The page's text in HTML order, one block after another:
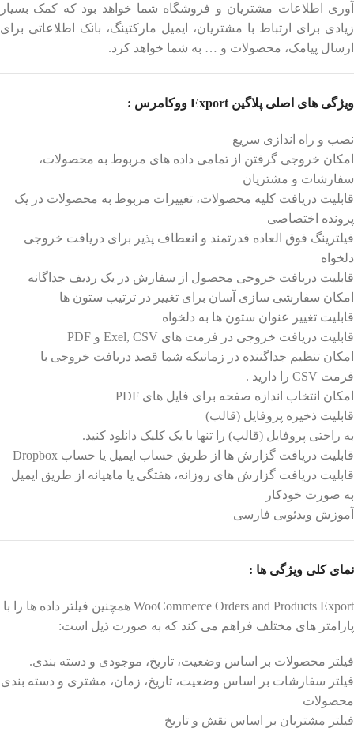
آوری اطلاعات مشتریان و فروشگاه شما خواهد بود که کمک بسیار
زیادی برای ارتباط با مشتریان، ایمیل مارکتینگ، بانک اطلاعاتی برای
ارسال پیامک، محصولات و … به شما خواهد کرد.
ویژگی های اصلی پلاگین Export ووکامرس :
نصب و راه اندازی سریع
امکان خروجی گرفتن از تمامی داده های مربوط به محصولات،
سفارشات و مشتریان
قابلیت دریافت کلیه محصولات، تغییرات مربوط به محصولات در یک
پرونده اختصاصی
فیلترینگ فوق العاده قدرتمند و انعطاف پذیر برای دریافت خروجی
دلخواه
قابلیت دریافت خروجی محصول از سفارش در یک ردیف جداگانه
امکان سفارشی سازی آسان برای تغییر در ترتیب ستون ها
قابلیت تغییر عنوان ستون ها به دلخواه
قابلیت دریافت خروجی در فرمت های Exel, CSV و PDF
امکان تنظیم جداگننده در زمانیکه شما قصد دریافت خروجی با
فرمت CSV را دارید .
امکان انتخاب اندازه صفحه برای فایل های PDF
قابلیت ذخیره پروفایل (قالب)
به راحتی پروفایل (قالب) را تنها با یک کلیک دانلود کنید.
قابلیت دریافت گزارش ها از طریق حساب ایمیل یا حساب Dropbox
قابلیت دریافت گزارش های روزانه، هفتگی یا ماهیانه از طریق ایمیل
به صورت خودکار
آموزش ویدئویی فارسی
نمای کلی ویژگی ها :
WooCommerce Orders and Products Export همچنین فیلتر داده ها را با
پارامتر های مختلف فراهم می کند که به صورت ذیل است:
فیلتر محصولات بر اساس وضعیت، تاریخ، موجودی و دسته بندی.
فیلتر سفارشات بر اساس وضعیت، تاریخ، زمان، مشتری و دسته بندی
محصولات
فیلتر مشتریان بر اساس نقش و تاریخ